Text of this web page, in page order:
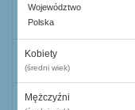
Województwo
Polska
Kobiety
(średni wiek)
Mężczyźni